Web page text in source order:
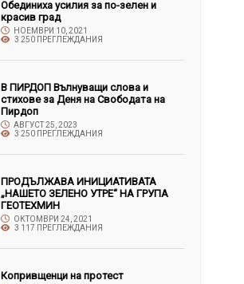
Обединиха усилия за по-зелен и
красив град
НОЕМВРИ 10, 2021
3 250 ПРЕГЛЕЖДАНИЯ
В ПИРДОП Вълнуващи слова и
стихове за Деня на Свободата на
Пирдоп
АВГУСТ 25, 2023
3 250 ПРЕГЛЕЖДАНИЯ
ПРОДЪЛЖАВА ИНИЦИАТИВАТА
„НАШЕТО ЗЕЛЕНО УТРЕ“ НА ГРУПА
ГЕОТЕХМИН
ОКТОМВРИ 24, 2021
3 117 ПРЕГЛЕЖДАНИЯ
Копривщенци на протест